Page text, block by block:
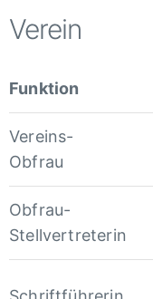
Verein
Funktion
Vereins-
Obfrau
Obfrau-
Stellvertreterin